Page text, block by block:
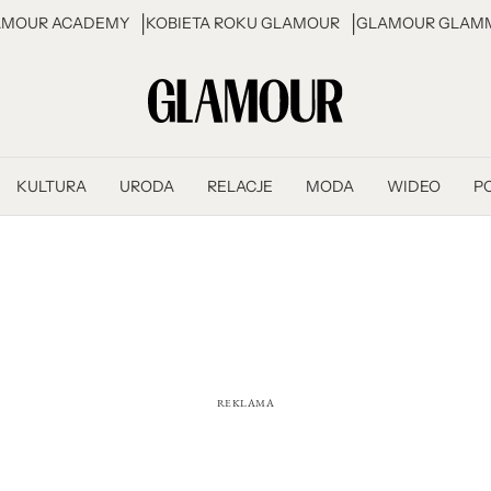
ACADEMY KOBIETA ROKU GLAMOUR GLAMOUR
KULTURA URODA RELACJE MODA WIDEO